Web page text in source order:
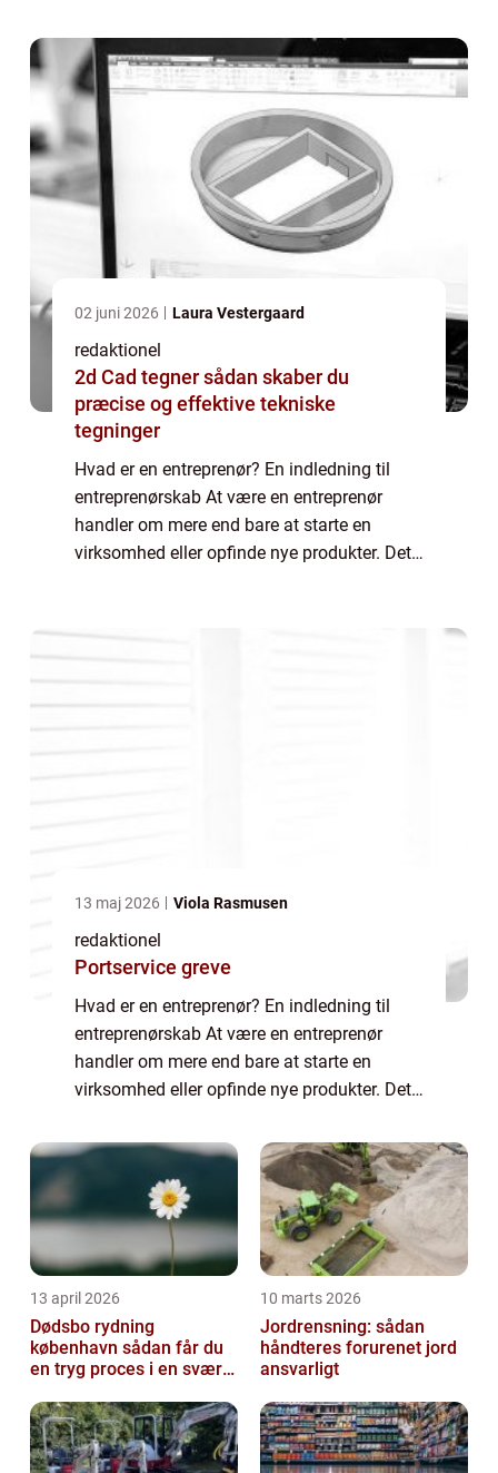
02 juni 2026 Laura Vestergaard
redaktionel
2d Cad tegner sådan skaber du
præcise og effektive tekniske
tegninger
Hvad er en entreprenør? En indledning til
entreprenørskab At være en entreprenør
handler om mere end bare at starte en
virksomhed eller opfinde nye produkter. Det
13 maj 2026 Viola Rasmusen
redaktionel
Portservice greve
Hvad er en entreprenør? En indledning til
entreprenørskab At være en entreprenør
handler om mere end bare at starte en
virksomhed eller opfinde nye produkter. Det
evnen til at skabe noget unikt. En entre...
13 april 2026
Dødsbo rydning
københavn sådan får du
en tryg proces i en svær
10 marts 2026
Jordrensning: sådan
håndteres forurenet jord
ansvarligt